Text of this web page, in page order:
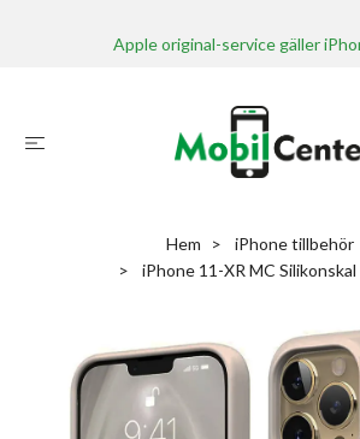
Apple original-service gäller
Hem
iPhone tillbehör
iPhone 11-XR MC